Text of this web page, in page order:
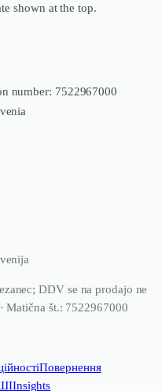
shown at the top.
number: 7522967000
DDV se na prodajo ne
Matična št.: 7522967000
Повернення
Insights